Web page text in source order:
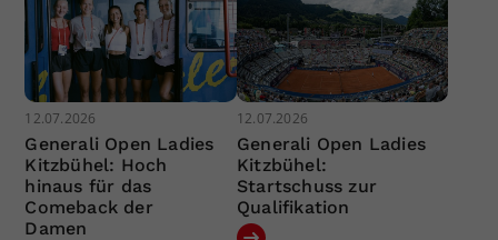
12.07.2026
Generali Open Ladies
Kitzbühel: Hoch
hinaus für das
Comeback der
Damen
12.07.2026
Generali Open Ladies
Kitzbühel:
Startschuss zur
Qualifikation